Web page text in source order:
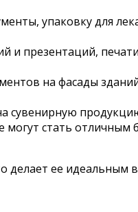
упаковку для
и презентаций,
на фасады
сувенирную
стать отличным
делает ее идеальным